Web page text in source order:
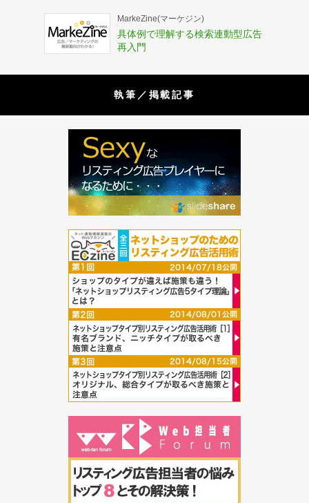
MarkeZine(マーケジン)
具体例で理解する検索連動型広告
再入門
執筆／掲載記事